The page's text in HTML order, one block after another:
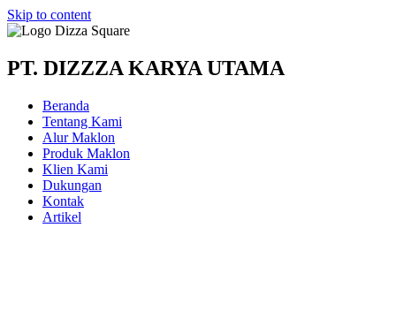
Skip to content
PT. DIZZZA KARYA UTAMA
Beranda
Tentang Kami
Alur Maklon
Produk Maklon
Klien Kami
Dukungan
Kontak
Artikel